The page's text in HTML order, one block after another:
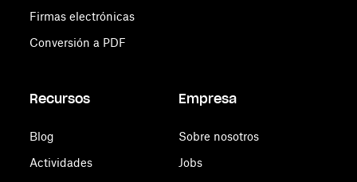
Firmas electrónicas
Conversión a PDF
Recursos
Blog
Actividades
Empresa
Sobre nosotros
Jobs